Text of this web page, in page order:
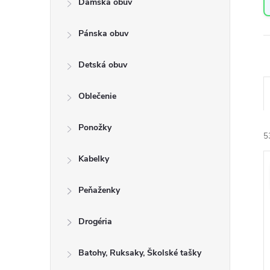
Pánska obuv
Detská obuv
Oblečenie
Ponožky
Kabelky
Peňaženky
Drogéria
Batohy, Ruksaky, Školské tašky
e
n